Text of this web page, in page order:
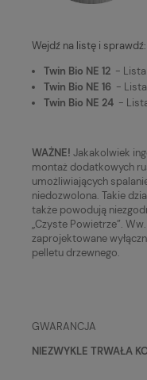
Wejdź na listę i sprawdź:
Twin Bio NE 12 - Lista
Twin Bio NE 16 -
Twin Bio NE 24 -
WAŻNE! Jakakolwiek
montaż dodatkowych
umożliwiających
niedozwolona. Takie
także powodują
„Czyste Powietrze”.
zaprojektowane
pelletu drzewnego.
GWARANCJA
NIEZWYKLE TRWAŁA